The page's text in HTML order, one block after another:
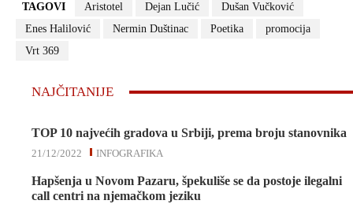
TAGOVI Aristotel Dejan Lučić
Dušan Vučković
Enes Halilović
Nermin Duštinac Poetika
promocija
Vrt 369
NAJČITANIJE
TOP 10 najvećih gradova u Srbiji, prema broju stanovnika
INFOGRAFIKA
21/12/2022
Hapšenja u Novom Pazaru, špekuliše se da postoje ilegalni
call centri na njemačkom jeziku